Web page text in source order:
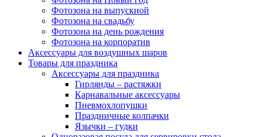
Фотозона на выпускной
Фотозона на свадьбу
Фотозона на день рождения
Фотозона на корпоратив
Аксессуары для воздушных шаров
Товары для праздника
Аксессуары для праздника
Гирлянды – растяжки
Карнавальные аксессуары
Пневмохлопушки
Праздничные колпачки
Язычки – гудки